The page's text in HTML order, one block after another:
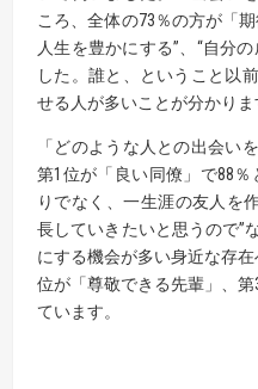
ころ、全体の73％の方が「
人生を豊かにする”、“自分
した。誰と、ということ以
せる人が多いことが分かりま
「どのような人との出会い
第1位が「良い同僚」で88
りでなく、一生涯の友人を
長していきたいと思うので”
にする機会が多い身近な存
位が「尊敬できる先輩」、
ています。